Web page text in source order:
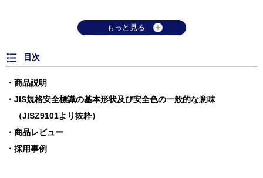
もっと見る
目次
商品説明
JIS規格安全標識の基本形状及び安全色の一般的な意味
（JISZ9101より抜粋）
商品レビュー
採用事例